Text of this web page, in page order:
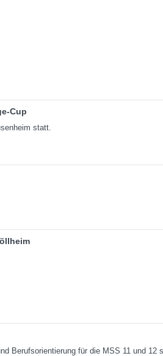
Cup
statt.
Berufsorientierung für die MSS 11 und 12